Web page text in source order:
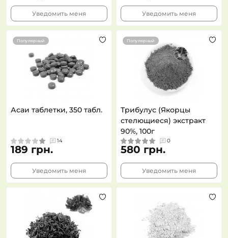
Уведомить меня Уведомить меня
Популярный
Асаи таблетки, 350 табл.
14
189 грн.
Уведомить меня
Популярный
Трибулус (Якорцы
стелющиеся) экстракт
90%, 100г
0
580 грн.
Уведомить меня